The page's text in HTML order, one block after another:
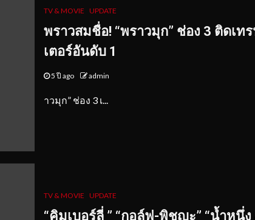
TV & MOVIE UPDATE
พราวสมชื่อ! “พราวมุก” ช่อง 3 ติดเท
เตอร์อันดับ 1
5 ปี ago admin
าวมุก” ช่อง 3 เ...
TV & MOVIE UPDATE
“คิมเบอร์ลี่ ” “กอล์ฟ-พิชญะ” “น้ำหนึ่